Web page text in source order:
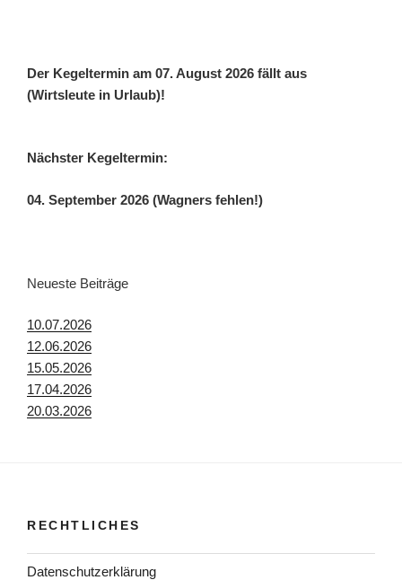
Der Kegeltermin am 07. August 2026 fällt aus
(Wirtsleute in Urlaub)!
Nächster Kegeltermin:
04. September 2026 (Wagners fehlen!)
Neueste Beiträge
10.07.2026
12.06.2026
15.05.2026
17.04.2026
20.03.2026
RECHTLICHES
Datenschutzerklärung